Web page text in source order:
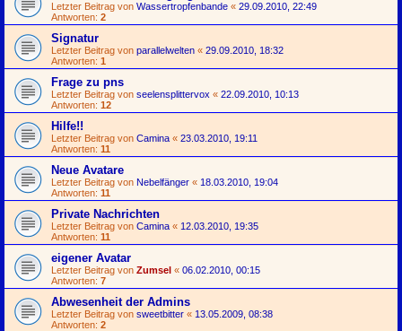
Letzter Beitrag von Wassertropfenbande « 29.09.2010, 22:49
Antworten: 2
Signatur
Letzter Beitrag von parallelwelten « 29.09.2010, 18:32
Antworten: 1
Frage zu pns
Letzter Beitrag von seelensplittervox « 22.09.2010, 10:13
Antworten: 12
Hilfe!!
Letzter Beitrag von Camina « 23.03.2010, 19:11
Antworten: 11
Neue Avatare
Letzter Beitrag von Nebelfänger « 18.03.2010, 19:04
Antworten: 11
Private Nachrichten
Letzter Beitrag von Camina « 12.03.2010, 19:35
Antworten: 11
eigener Avatar
Letzter Beitrag von Zumsel « 06.02.2010, 00:15
Antworten: 7
Abwesenheit der Admins
Letzter Beitrag von sweetbitter « 13.05.2009, 08:38
Antworten: 2